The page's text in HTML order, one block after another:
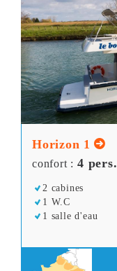
Horizon 1
confort : 4 pers.
2 cabines
1 W.C
1 salle d'eau